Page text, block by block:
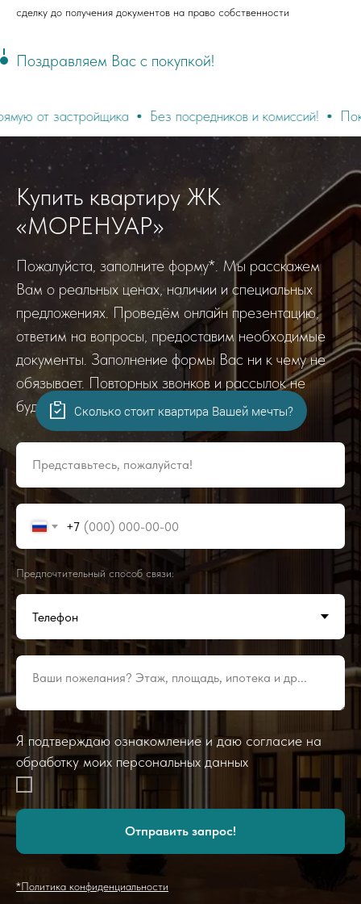
сделку до получения документов на право собственности
Поздравляем Вас с покупкой!
Без посредников и комиссий! Покупайте
Купить квартиру ЖК
«МОРЕНУАР»
Пожалуйста, заполните форму*. Мы расскажем
Вам о реальных ценах, наличии и специальных
предложениях. Проведём онлайн презентацию,
ответим на вопросы, предоставим необходимые
документы. Заполнение формы Вас ни к чему не
обязывает. Повторных звонков и рассылок не
будет. Гарантируем!
Представьтесь, пожалуйста!
+7
Предпочтительный способ связи:
Ваши пожелания? Этаж, площадь, ипотека и др...
Я подтверждаю ознакомление и даю согласие на
обработку моих персональных данных
Отправить запрос!
*Политика конфиденциальности
Сколько стоит квартира Вашей мечты?